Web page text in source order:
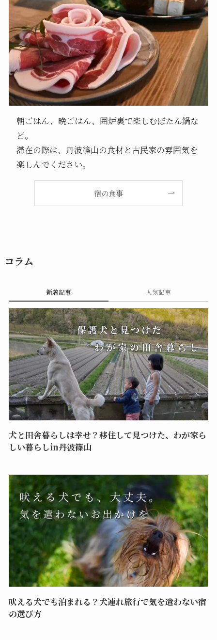
朝ごはん、晩ごはん、囲炉裏で楽しむぼたん鍋な
ど。
滞在の際は、丹波篠山の食材と古民家の雰囲気を
楽しんでください。
宿の食事
コラム
新着記事 人気記事
犬と田舎暮らしは幸せ？移住して見つけた、わが家ら
しい暮らしin丹波篠山
吠える犬でも泊まれる？犬連れ旅行で気を遣わない宿
の選び方